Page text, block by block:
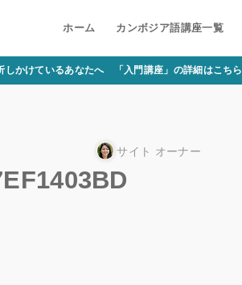
ホーム カンボジア語講座一覧
しかけているあなたへ 「入門講座」の詳細はこちら
サイト オーナー